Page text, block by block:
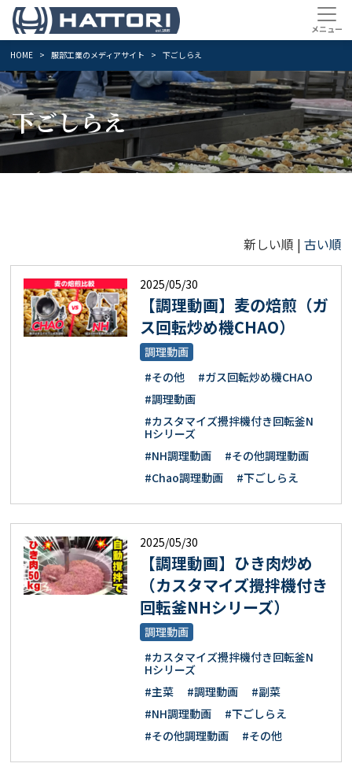
HOME 服部工業のメディアサイト 下ごしらえ
下ごしらえ
新しい順 | 古い順
2025/05/30
【調理動画】麦の焙煎（ガ
ス回転炒め機CHAO）
調理動画
#その他
#ガス回転炒め機CHAO
#調理動画
#カスタマイズ攪拌機付き回転釜N
Hシリーズ
#NH調理動画
#その他調理動画
#Chao調理動画
#下ごしらえ
2025/05/30
【調理動画】ひき肉炒め
（カスタマイズ攪拌機付き
回転釜NHシリーズ）
調理動画
#カスタマイズ攪拌機付き回転釜N
Hシリーズ
#主菜
#調理動画
#副菜
#NH調理動画
#下ごしらえ
#その他調理動画
#その他